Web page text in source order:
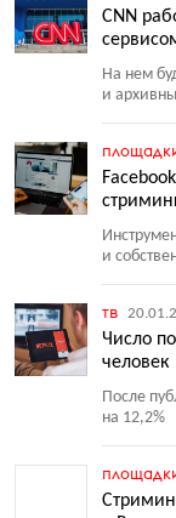
CNN
На нем
и
и
тв
Число
человек
После
на 12,2%